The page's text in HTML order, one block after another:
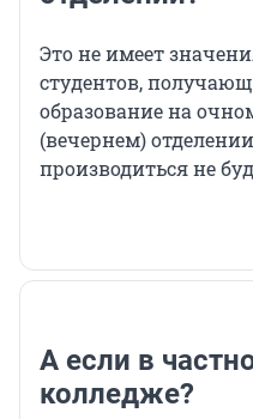
Это не имеет
студентов,
образование на
(вечернем)
производиться не
А если в
колледже?